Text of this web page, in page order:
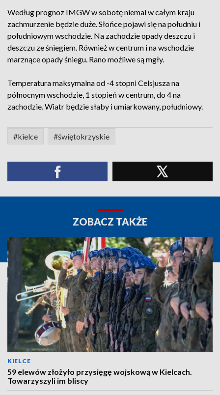
Według prognoz IMGW w sobotę niemal w całym kraju
zachmurzenie będzie duże. Słońce pojawi się na południu i
południowym wschodzie. Na zachodzie opady deszczu i
deszczu ze śniegiem. Również w centrum i na wschodzie
marznące opady śniegu. Rano możliwe są mgły.
Temperatura maksymalna od -4 stopni Celsjusza na
północnym wschodzie, 1 stopień w centrum, do 4 na
zachodzie. Wiatr będzie słaby i umiarkowany, południowy.
#kielce #świętokrzyskie
ZOBACZ TAKŻE
KIELCE
59 elewów złożyło przysięgę wojskową w Kielcach.
Towarzyszyli im bliscy